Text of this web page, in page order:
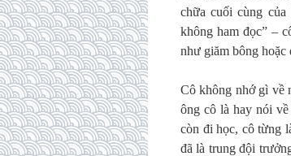
chữa cuối cùng
không ham đọc” –
như giăm bông hoặc
Cô không nhớ gì về
ông cô là hay nói
còn đi học, cô từng
đã là trung đội